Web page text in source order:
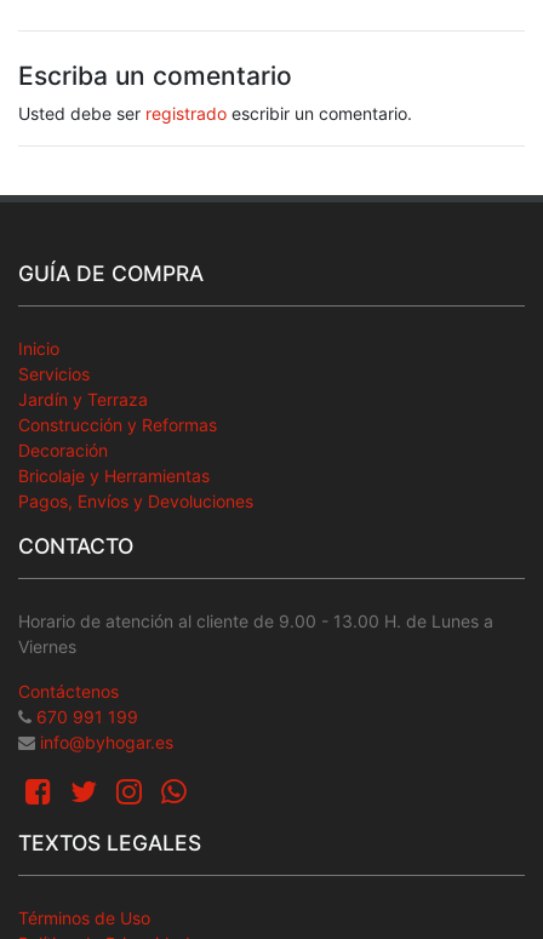
Escriba un comentario
Usted debe ser registrado escribir un comentario.
GUÍA DE COMPRA
Inicio
Servicios
Jardín y Terraza
Construcción y Reformas
Decoración
Bricolaje y Herramientas
Pagos, Envíos y Devoluciones
CONTACTO
Horario de atención al cliente de 9.00 - 13.00 H. de Lunes a
Viernes
Contáctenos
670 991 199
info@byhogar.es
TEXTOS LEGALES
Términos de Uso